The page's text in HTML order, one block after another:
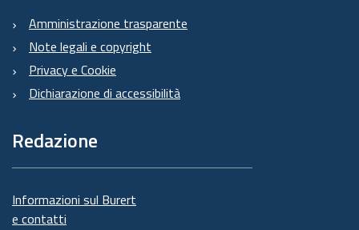
Amministrazione trasparente
Note legali e copyright
Privacy e Cookie
Dichiarazione di accessibilità
Redazione
Informazioni sul Burert
e contatti